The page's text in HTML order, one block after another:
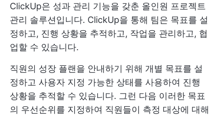
ClickUp은 성과 관리 기능을 갖춘 올인원 프로젝트
관리 솔루션입니다. ClickUp을 통해 팀은 목표를 설
정하고, 진행 상황을 추적하고, 작업을 관리하고, 협
업할 수 있습니다.
직원의 성장 플랜을 안내하기 위해 개별 목표를 설
정하고 사용자 지정 가능한 상태를 사용하여 진행
상황을 추적할 수 있습니다. 그런 다음 이러한 목표
의 우선순위를 지정하여 직원들이 측정 대상에 대해